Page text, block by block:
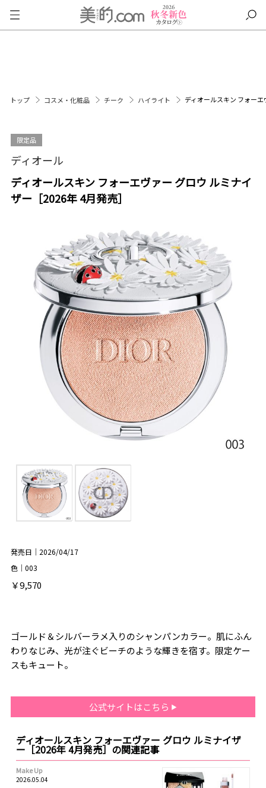
トップ コスメ・化粧品 チーク ハイライト ディオールスキン フォー
限定品
ディオール
ディオールスキン フォーエヴァー グロウ ルミナイ
ザー［2026年 4月発売］
発売日｜2026/04/17
色｜003
￥9,570
ゴールド＆シルバーラメ入りのシャンパンカラー。肌にふん
わりなじみ、光が注ぐビーチのような輝きを宿す。限定ケー
スもキュート。
公式サイトはこちら
ディオールスキン フォーエヴァー グロウ ルミナイザ
ー［2026年 4月発売］の関連記事
Make Up
2026.05.04